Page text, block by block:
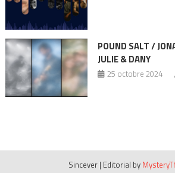
POUND SALT /
JULIE & DANY
25 octobre 2024
Sincever | Editorial by